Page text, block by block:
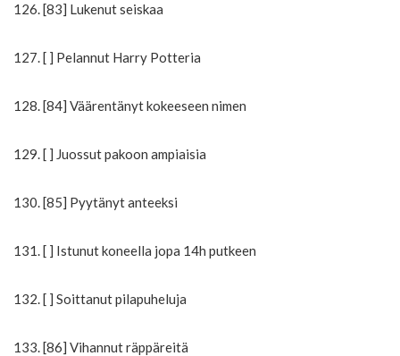
126. [83] Lukenut seiskaa
127. [ ] Pelannut Harry Potteria
128. [84] Väärentänyt kokeeseen nimen
129. [ ] Juossut pakoon ampiaisia
130. [85] Pyytänyt anteeksi
131. [ ] Istunut koneella jopa 14h putkeen
132. [ ] Soittanut pilapuheluja
133. [86] Vihannut räppäreitä